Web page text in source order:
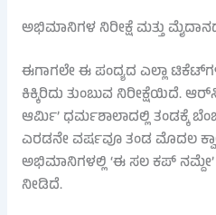
ಅಭಿಮಾನಿಗಳ ನಿರೀಕ್ಷೆ ಮತ್ತು
ಈಗಾಗಲೇ ಈ ಪಂದ್ಯದ ಎಲ್ಲಾ
ಕಿಕ್ಕಿರಿದು ತುಂಬುವ ನಿರೀಕ್ಷೆಯಿದೆ.
ಆರ್ಮಿ’ ಧರ್ಮಶಾಲಾದಲ್ಲಿ ತಂಡಕ್ಕೆ
ಎರಡನೇ ವರ್ಷವೂ ತಂಡ ಮೊದಲ
ಅಭಿಮಾನಿಗಳಲ್ಲಿ ‘ಈ ಸಲ ಕಪ್
ನೀಡಿದೆ.